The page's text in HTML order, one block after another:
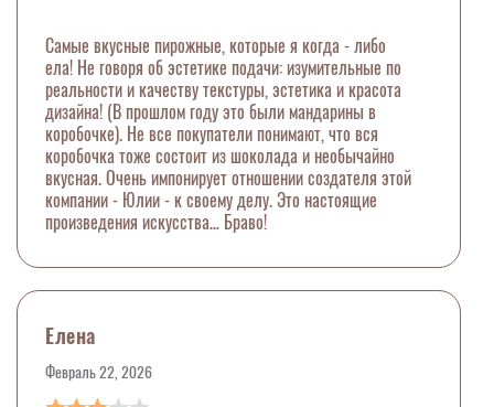
Самые вкусные пирожные, которые я когда - либо
ела! Не говоря об эстетике подачи: изумительные по
реальности и качеству текстуры, эстетика и красота
дизайна! (В прошлом году это были мандарины в
коробочке). Не все покупатели понимают, что вся
коробочка тоже состоит из шоколада и необычайно
вкусная. Очень импонирует отношении создателя этой
компании - Юлии - к своему делу. Это настоящие
произведения искусства… Браво!
Елена
Февраль 22, 2026